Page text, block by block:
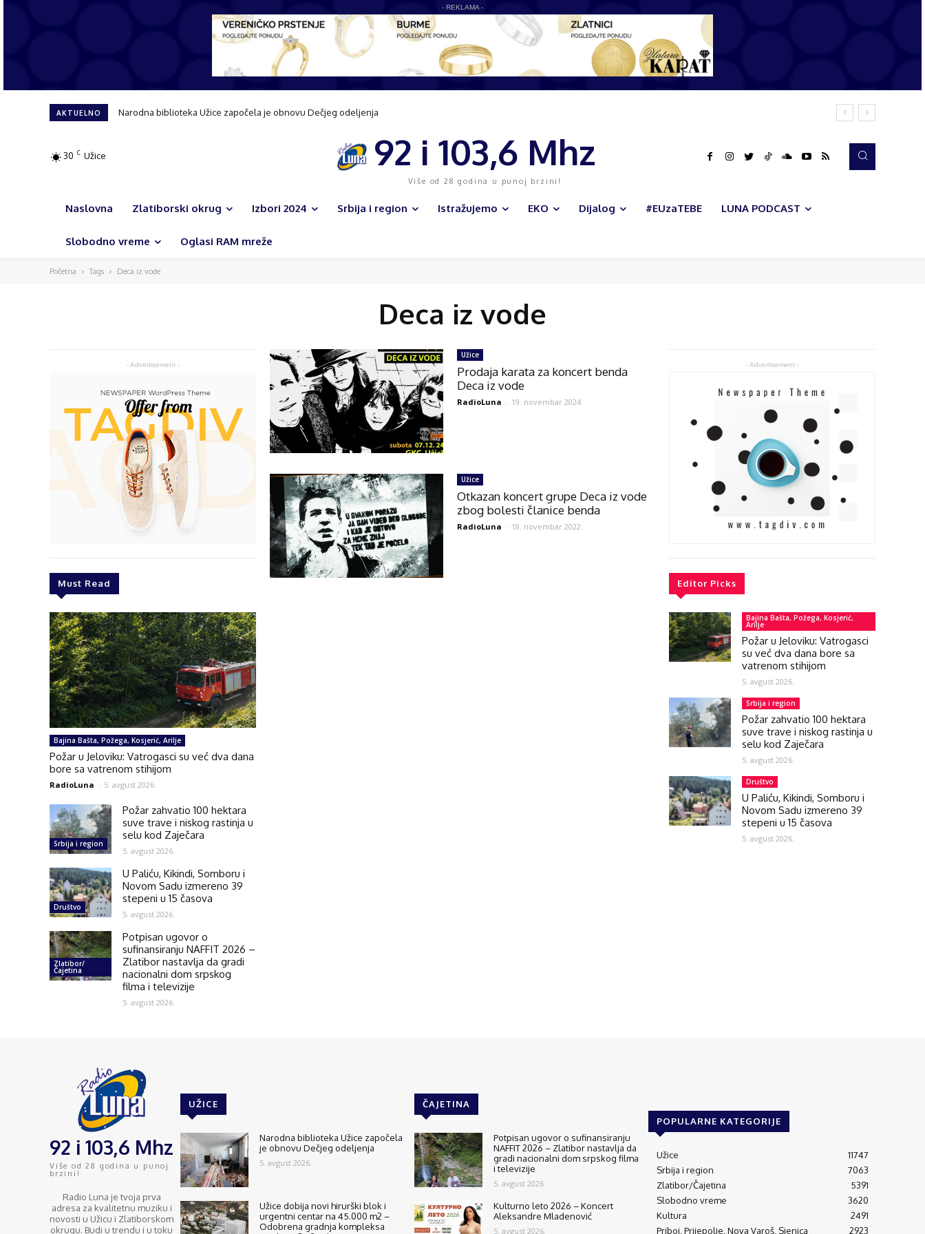
- REKLAMA -
AKTUELNO Narodna biblioteka Užice započela je obnovu Dečjeg odeljenja
Užice dobija novi hirurški blok i urgentni centar na 45.000 m2 – Odobrena gradnja kompleksa vrednog 85,2 mil EUR
30 C Užice 92 i 103,6 Mhz
Više od 28 godina u punoj brzini!
Naslovna Zlatiborski okrug Izbori 2024 Srbija i region Istražujemo EKO Dijalog #EUzaTEBE LUNA PODCAST
Slobodno vreme Oglasi RAM mreže
Početna Tags Deca iz vode
Deca iz vode
- Advertisement -
Must Read
Bajina Bašta, Požega, Kosjerić, Arilje
Požar u Jeloviku: Vatrogasci su već dva dana
bore sa vatrenom stihijom
RadioLuna - 5. avgust 2026.
Srbija i region
Požar zahvatio 100 hektara
suve trave i niskog rastinja u
selu kod Zaječara
5. avgust 2026.
Društvo
U Paliću, Kikindi, Somboru i
Novom Sadu izmereno 39
stepeni u 15 časova
5. avgust 2026.
Zlatibor/
Čajetina
Potpisan ugovor o
sufinansiranju NAFFIT 2026 –
Zlatibor nastavlja da gradi
nacionalni dom srpskog
filma i televizije
5. avgust 2026.
Užice
Prodaja karata za koncert benda
Deca iz vode
RadioLuna - 19. novembar 2024.
Užice
Otkazan koncert grupe Deca iz vode
zbog bolesti članice benda
RadioLuna - 18. novembar 2022.
- Advertisement -
Editor Picks
Bajina Bašta, Požega, Kosjerić,
Arilje
Požar u Jeloviku: Vatrogasci
su već dva dana bore sa
vatrenom stihijom
5. avgust 2026.
Srbija i region
Požar zahvatio 100 hektara
suve trave i niskog rastinja u
selu kod Zaječara
5. avgust 2026.
Društvo
U Paliću, Kikindi, Somboru i
Novom Sadu izmereno 39
stepeni u 15 časova
5. avgust 2026.
92 i 103,6 Mhz
Više od 28 godina u punoj
brzini!
Radio Luna je tvoja prva
adresa za kvalitetnu muziku i
novosti u Užicu i Zlatiborskom
okrugu. Budi u trendu i u toku
UŽICE
Narodna biblioteka Užice započela
je obnovu Dečjeg odeljenja
5. avgust 2026.
Užice dobija novi hirurški blok i
urgentni centar na 45.000 m2 –
Odobrena gradnja kompleksa
ČAJETINA
Potpisan ugovor o sufinansiranju
NAFFIT 2026 – Zlatibor nastavlja da
gradi nacionalni dom srpskog filma
i televizije
5. avgust 2026.
Kulturno leto 2026 – Koncert
Aleksandre Mladenović
5. avgust 2026.
POPULARNE KATEGORIJE
Užice
11747
Srbija i region
7063
Zlatibor/Čajetina
5391
Slobodno vreme
3620
Kultura
2491
Priboj, Prijepolje, Nova Varoš, Sjenica
2923